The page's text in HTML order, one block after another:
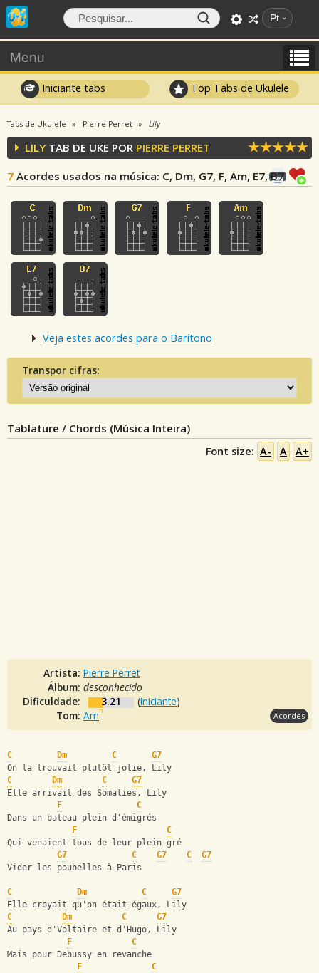
Pt
Menu
Iniciante tabs Top Tabs de Ukulele
Tabs de Ukulele Pierre Perret Lily
LILYTAB DE UKE POR PIERRE PERRET
7 Acordes usados na música: C, Dm, G7, F, Am, E7, B7
Veja estes acordes para o Barítono
Transpor cifras:
Tablature / Chords (Música Inteira)
Font size: A- A A+
Artista: Pierre Perret
Álbum: desconhecido
Dificuldade:
3.21 (Iniciante)
Tom: Am Acordes
C Dm C
G7
On la trouvait plutôt jolie, Lily
C
Dm C
G7
Elle arrivait des Somalies, Lily
F
C
Dans un bateau plein d'émigrés
F
C
Qui venaient tous de leur plein gré
G7
C G7 C
G7
Vider les poubelles à Paris
C Dm C
G7
Elle croyait qu'on était égaux, Lily
C
Dm C
G7
Au pays d'Voltaire et d'Hugo, Lily
F
C
Mais pour Debussy en revanche
F
C